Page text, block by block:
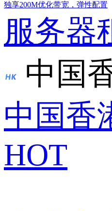
独享200M优化带宽，弹性配置
服务器
中国
中国香
HOT